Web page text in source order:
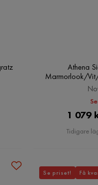
Athena
Marmorlook/
1 079
Tidigare
Se priset! Få